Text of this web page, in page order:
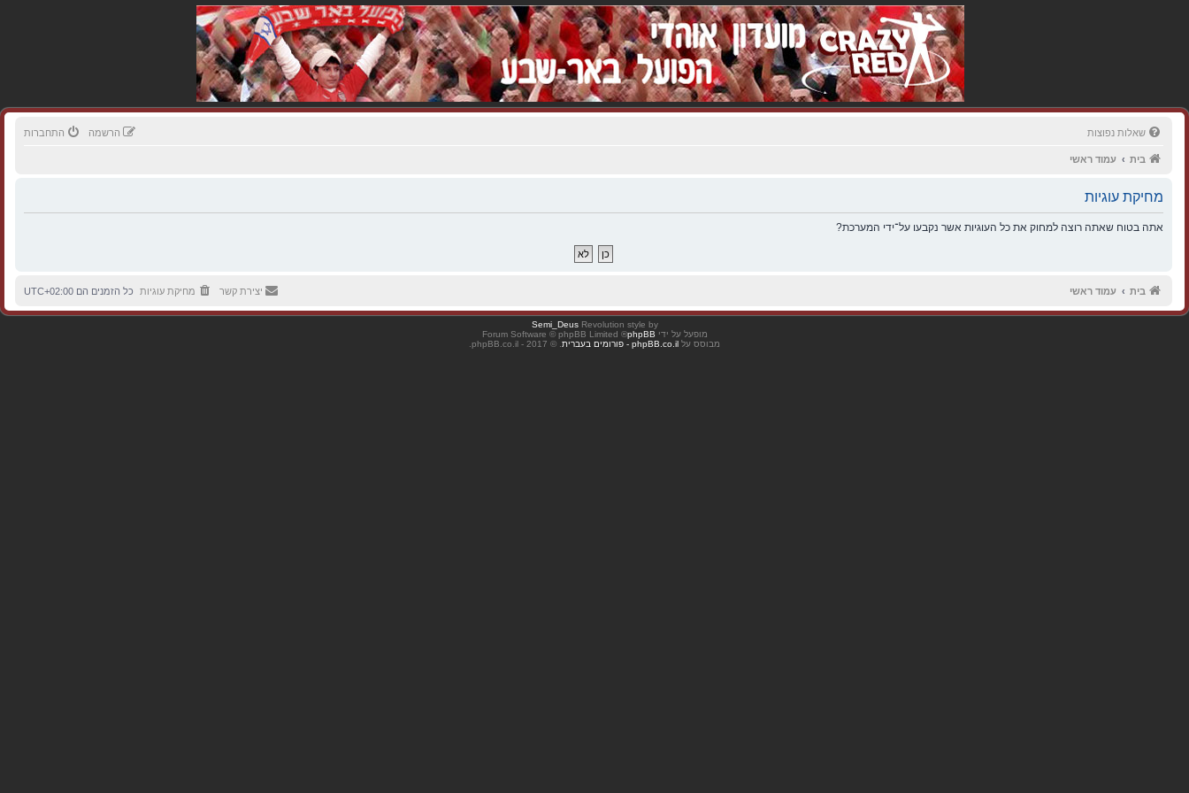
שאלות נפוצות התחברות הרשמה
בית עמוד ראשי
מחיקת עוגיות
אתה בטוח שאתה רוצה למחוק את כל העוגיות אשר נקבעו על־ידי המערכת?
בית עמוד ראשי כל הזמנים הם UTC+02:00 מחיקת עוגיות יצירת קשר
Revolution style by
Semi_Deus
מופעל על ידי phpBB
® Forum Software © phpBB Limited
מבוסס על phpBB.co.il - פורומים בעברית . © 2017 - phpBB.co.il.